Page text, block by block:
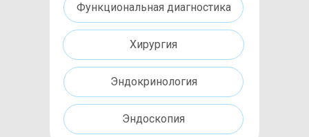
Эндокринология
Эндоскопия
Хирургия
Функциональная диагностика